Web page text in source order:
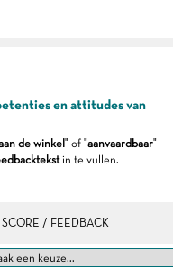
en attitudes van
de winkel " of "aanvaardbaar"
in te vullen.
/ FEEDBACK